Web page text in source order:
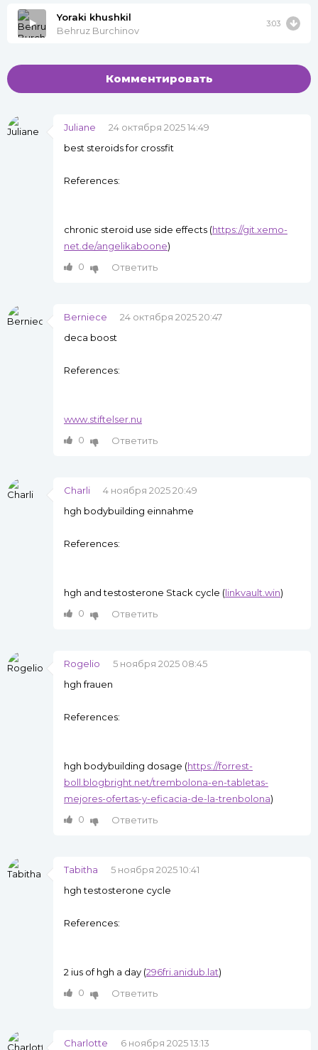
Yoraki khushkil
Behruz Burchinov
3:03
Комментировать
Juliane
24 октября 2025 14:49
best steroids for crossfit
References:
chronic steroid use side effects (https://git.xemo-
net.de/angelikaboone)
0
Ответить
Berniece
24 октября 2025 20:47
deca boost
References:
www.stiftelser.nu
0
Ответить
Charli
4 ноября 2025 20:49
hgh bodybuilding einnahme
References:
hgh and testosterone Stack cycle (linkvault.win)
0
Ответить
Rogelio
5 ноября 2025 08:45
hgh frauen
References:
hgh bodybuilding dosage (https://forrest-
boll.blogbright.net/trembolona-en-tabletas-
mejores-ofertas-y-eficacia-de-la-trenbolona)
0
Ответить
Tabitha
5 ноября 2025 10:41
hgh testosterone cycle
References:
2 ius of hgh a day (296fri.anidub.lat)
0
Ответить
Charlotte
6 ноября 2025 13:13